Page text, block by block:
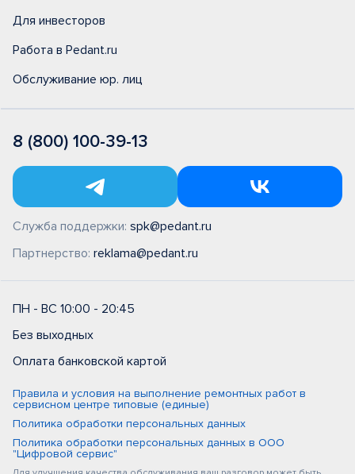
Для инвесторов
Работа в Pedant.ru
Обслуживание юр. лиц
8 (800) 100-39-13
Служба поддержки: spk@pedant.ru
Партнерство: reklama@pedant.ru
ПН - ВС 10:00 - 20:45
Без выходных
Оплата банковской картой
Правила и условия на выполнение ремонтных работ в
сервисном центре типовые (единые)
Политика обработки персональных данных
Политика обработки персональных данных в ООО
"Цифровой сервис"